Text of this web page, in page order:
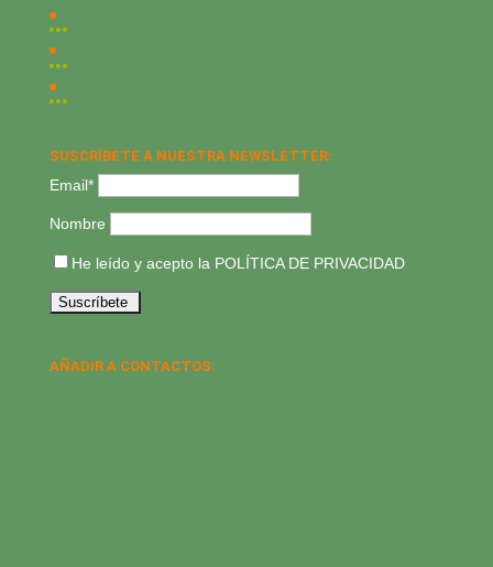
SUSCRÍBETE A NUESTRA NEWSLETTER:
Email*
Nombre
He leído y acepto la POLÍTICA DE PRIVACIDAD
AÑADIR A CONTACTOS: